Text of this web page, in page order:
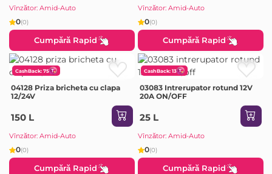
Vînzător: Amid-Auto
0(0)
Cumpără Rapid
Vînzător: Amid-Auto
0(0)
Cumpără Rapid
CashBack: 75
04128 Priza bricheta cu clapa
12/24V
150 L
Vînzător: Amid-Auto
0(0)
Cumpără Rapid
CashBack: 13
03083 Intrerupator rotund 12V
20A ON/OFF
25 L
Vînzător: Amid-Auto
0(0)
Cumpără Rapid